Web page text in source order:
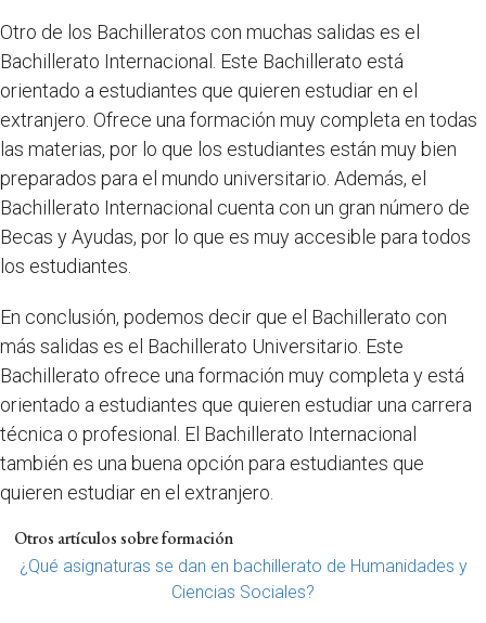
Otro de los Bachilleratos con muchas salidas es el
Bachillerato Internacional. Este Bachillerato está
orientado a estudiantes que quieren estudiar en el
extranjero. Ofrece una formación muy completa en todas
las materias, por lo que los estudiantes están muy bien
preparados para el mundo universitario. Además, el
Bachillerato Internacional cuenta con un gran número de
Becas y Ayudas, por lo que es muy accesible para todos
los estudiantes.
En conclusión, podemos decir que el Bachillerato con
más salidas es el Bachillerato Universitario. Este
Bachillerato ofrece una formación muy completa y está
orientado a estudiantes que quieren estudiar una carrera
técnica o profesional. El Bachillerato Internacional
también es una buena opción para estudiantes que
quieren estudiar en el extranjero.
Otros artículos sobre formación
¿Qué asignaturas se dan en bachillerato de Humanidades y
Ciencias Sociales?